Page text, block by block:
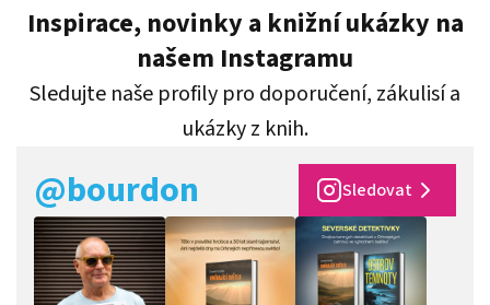
Inspirace, novinky a knižní ukázky na
našem Instagramu
Sledujte naše profily pro doporučení, zákulisí a
ukázky z knih.
@bourdon Sledovat